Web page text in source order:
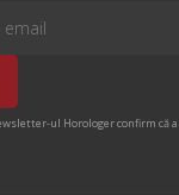
ul Horologer confirm că